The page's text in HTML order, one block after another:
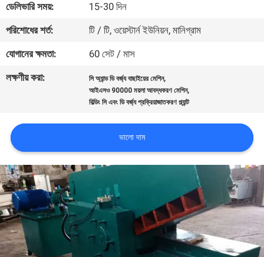
যোগাযোগ
করুন
খবর
মামলা
সাইট
ম্যাপ
গোপনীয়তা
নীতি
ডেলিভারি সময়:
15-30 দিন
পরিশোধের শর্ত:
টি / টি, ওয়েস্টার্ন ইউনিয়ন, মানিগ্রাম
যোগানের ক্ষমতা:
60 সেট / মাস
লক্ষণীয় করা:
সি অ্যান্ড ডি বর্জ্য বাছাইয়ের মেশিন,
আইএসও 90000 ময়লা আবদ্ধকরণ মেশিন,
বিল্ডিং সি এবং ডি বর্জ্য প্রক্রিয়াজাতকরণ প্ল্যান্ট
ভালো দাম